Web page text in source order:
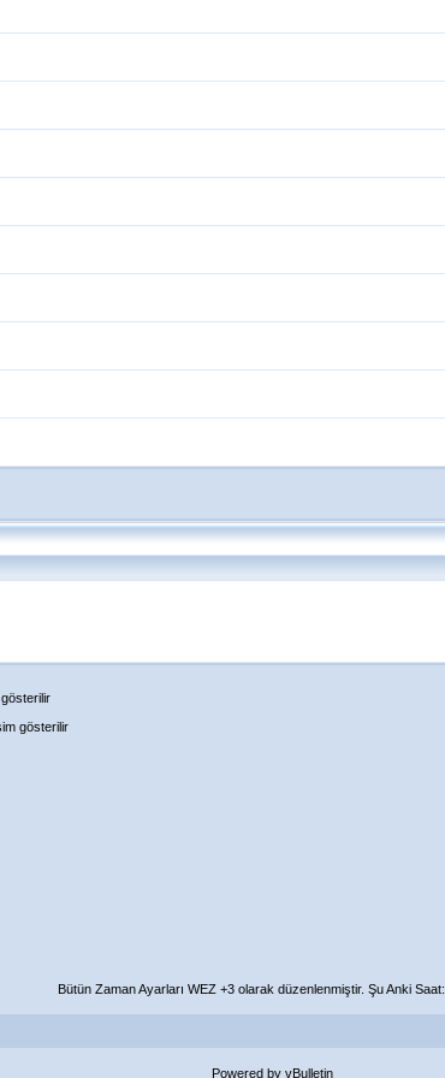
gösterilir
Bütün Zaman Ayarları WEZ +3 olarak düzenlenmiştir. Şu Anki Saat:
Powered by vBulletin